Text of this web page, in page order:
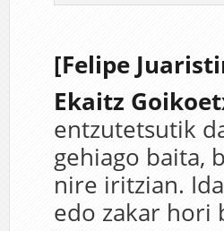
[Felipe
Ekaitz
entzutetsutik
gehiago baita,
nire iritzian.
edo zakar hori